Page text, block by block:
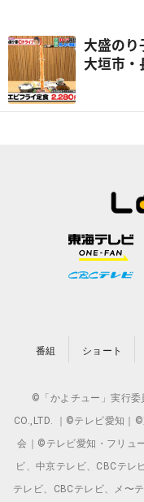
大盛のり
大垣市
津市・
番組 ショート
©「かよチュー」実行
CO.,LTD. ｜©テレビ愛知｜
会｜©テレビ愛知・フリュ
ビ、中京テレビ、CBCテレ
テレビ、CBCテレビ、メ〜